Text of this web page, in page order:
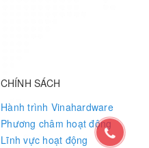
CHÍNH SÁCH
Hành trình Vinahardware
Phương châm hoạt động
Lĩnh vực hoạt động